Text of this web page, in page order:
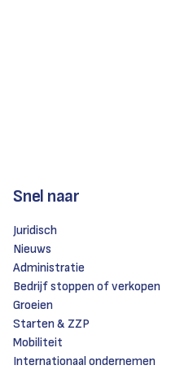
Snel naar
Juridisch
Nieuws
Administratie
Bedrijf stoppen of verkopen
Groeien
Starten & ZZP
Mobiliteit
Internationaal ondernemen